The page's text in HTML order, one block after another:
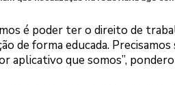
é poder ter o direito de
de forma educada.
aplicativo que somos”,